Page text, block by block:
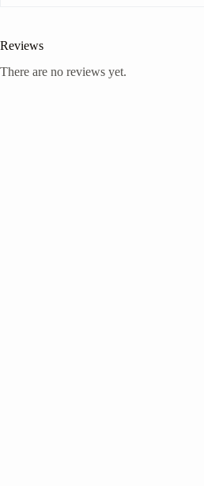
Reviews
There are no reviews yet.